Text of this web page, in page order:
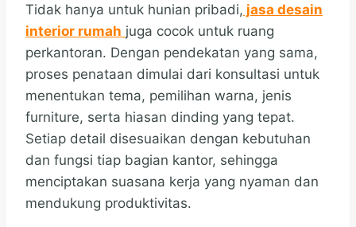
Tidak hanya untuk hunian pribadi, jasa desain
interior rumah juga cocok untuk ruang
perkantoran. Dengan pendekatan yang sama,
proses penataan dimulai dari konsultasi untuk
menentukan tema, pemilihan warna, jenis
furniture, serta hiasan dinding yang tepat.
Setiap detail disesuaikan dengan kebutuhan
dan fungsi tiap bagian kantor, sehingga
menciptakan suasana kerja yang nyaman dan
mendukung produktivitas.